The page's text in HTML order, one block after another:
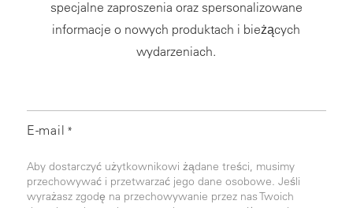
specjalne zaproszenia oraz spersonalizowane
informacje o nowych produktach i bieżących
wydarzeniach.
E-mail *
Aby dostarczyć użytkownikowi żądane treści, musimy
przechowywać i przetwarzać jego dane osobowe. Jeśli
wyrażasz zgodę na przechowywanie przez nas Twoich